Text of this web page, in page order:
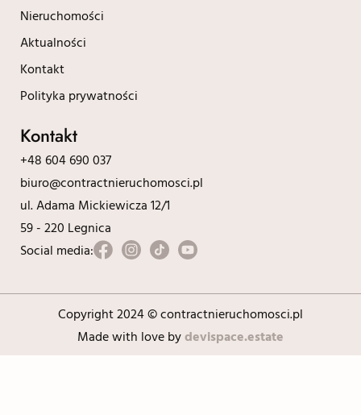
Nieruchomości
Aktualności
Kontakt
Polityka prywatności
Kontakt
+48 604 690 037
biuro@contractnieruchomosci.pl
ul. Adama Mickiewicza 12/1
59 - 220 Legnica
Social media:
Copyright 2024 © contractnieruchomosci.pl
Made with love bydevispace.estate